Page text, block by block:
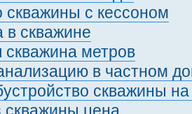
скважины с кессоном
в скважине
скважина метров
в частном
скважины
скважины цена